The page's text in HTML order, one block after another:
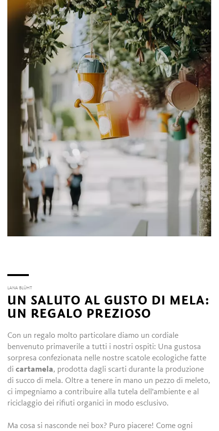
LANA BLÜHT
UN SALUTO AL GUSTO DI MELA:
UN REGALO PREZIOSO
Con un regalo molto particolare diamo un cordiale
benvenuto primaverile a tutti i nostri ospiti: Una gustosa
sorpresa confezionata nelle nostre scatole ecologiche fatte
dicartamela, prodotta dagli scarti durante la produzione
di succo di mela. Oltre a tenere in mano un pezzo di meleto,
ci impegniamo a contribuire alla tutela dell'ambiente e al
riciclaggio dei rifiuti organici in modo esclusivo.
Ma cosa si nasconde nei box? Puro piacere! Come ogni